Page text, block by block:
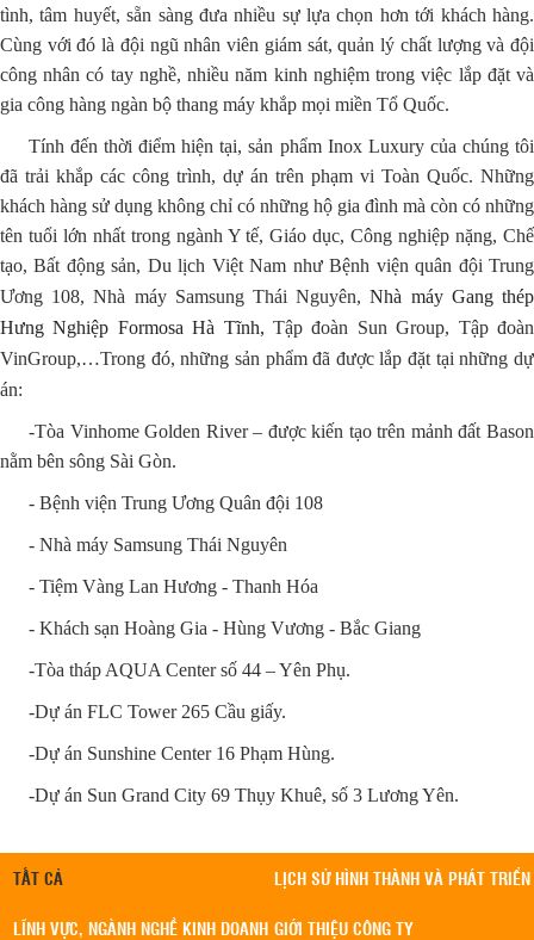
tình, tâm huyết, sẵn sàng đưa nhiều sự lựa chọn hơn tới khách hàng.
Cùng với đó là đội ngũ nhân viên giám sát, quản lý chất lượng và đội
công nhân có tay nghề, nhiều năm kinh nghiệm trong việc lắp đặt và
gia công hàng ngàn bộ thang máy khắp mọi miền Tổ Quốc.
Tính đến thời điểm hiện tại, sản phẩm Inox Luxury của chúng tôi
đã trải khắp các công trình, dự án trên phạm vi Toàn Quốc. Những
khách hàng sử dụng không chỉ có những hộ gia đình mà còn có những
tên tuổi lớn nhất trong ngành Y tế, Giáo dục, Công nghiệp nặng, Chế
tạo, Bất động sản, Du lịch Việt Nam như Bệnh viện quân đội Trung
Ương 108, Nhà máy Samsung Thái Nguyên,Nhà máy Gang thép
Hưng Nghiệp Formosa Hà Tĩnh, Tập đoàn Sun Group, Tập đoàn
VinGroup,…Trong đó, những sản phẩm đã được lắp đặt tại những dự
án:
-Tòa Vinhome Golden River – được kiến tạo trên mảnh đất Bason
nằm bên sông Sài Gòn.
- Bệnh viện Trung Ương Quân đội 108
- Nhà máy Samsung Thái Nguyên
- Tiệm Vàng Lan Hương - Thanh Hóa
- Khách sạn Hoàng Gia - Hùng Vương - Bắc Giang
-Tòa tháp AQUA Center số 44 – Yên Phụ.
-Dự án FLC Tower 265 Cầu giấy.
-Dự án Sunshine Center 16 Phạm Hùng.
-Dự án Sun Grand City 69 Thụy Khuê, số 3 Lương Yên.
TẤT CẢ LỊCH SỬ HÌNH THÀNH VÀ PHÁT TRIỂN
LĨNH VỰC, NGÀNH NGHỀ KINH DOANH GIỚI THIỆU CÔNG TY